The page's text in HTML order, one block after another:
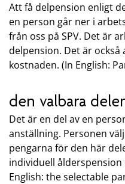
Att få delpension enligt
en person går ner i
från oss på SPV. Det är
delpension. Det är
kostnaden. (In English:
den valbara
Det är en del av en
anställning. Personen
pengarna för den här
individuell
English: the selectable